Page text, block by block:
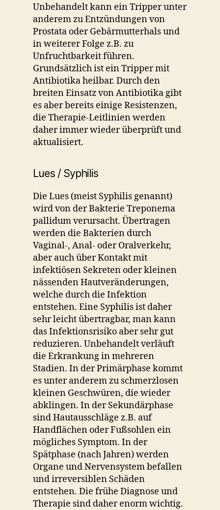
Unbehandelt kann ein Tripper unter
anderem zu Entzündungen von
Prostata oder Gebärmutterhals und
in weiterer Folge z.B. zu
Unfruchtbarkeit führen.
Grundsätzlich ist ein Tripper mit
Antibiotika heilbar. Durch den
breiten Einsatz von Antibiotika gibt
es aber bereits einige Resistenzen,
die Therapie-Leitlinien werden
daher immer wieder überprüft und
aktualisiert.
Lues / Syphilis
Die Lues (meist Syphilis genannt)
wird von der Bakterie Treponema
pallidum verursacht. Übertragen
werden die Bakterien durch
Vaginal-, Anal- oder Oralverkehr,
aber auch über Kontakt mit
infektiösen Sekreten oder kleinen
nässenden Hautveränderungen,
welche durch die Infektion
entstehen. Eine Syphilis ist daher
sehr leicht übertragbar, man kann
das Infektionsrisiko aber sehr gut
reduzieren. Unbehandelt verläuft
die Erkrankung in mehreren
Stadien. In der Primärphase kommt
es unter anderem zu schmerzlosen
kleinen Geschwüren, die wieder
abklingen. In der Sekundärphase
sind Hautausschläge z.B. auf
Handflächen oder Fußsohlen ein
mögliches Symptom. In der
Spätphase (nach Jahren) werden
Organe und Nervensystem befallen
und irreversiblen Schäden
entstehen. Die frühe Diagnose und
Therapie sind daher enorm wichtig.